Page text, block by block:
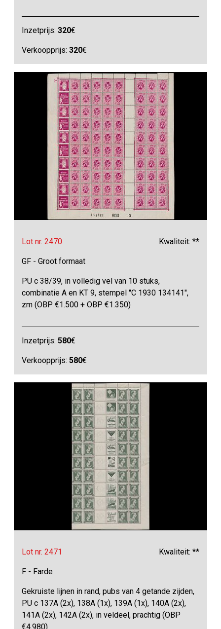
Inzetprijs:320€
Verkoopprijs:320€
Lot nr. 2470 Kwaliteit: **
GF - Groot formaat
PU c 38/39, in volledig vel van 10 stuks,
combinatie A en KT 9, stempel "C 1930 134141",
zm (OBP €1.500 + OBP €1.350)
Inzetprijs:580€
Verkoopprijs:580€
Lot nr. 2471 Kwaliteit: **
F - Farde
Gekruiste lijnen in rand, pubs van 4 getande zijden,
PU c 137A (2x), 138A (1x), 139A (1x), 140A (2x),
141A (2x), 142A (2x), in veldeel, prachtig (OBP
€4.980)